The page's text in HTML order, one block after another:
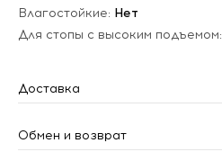
Влагостойкие: Нет
Для стопы с высоким подъемом:
Доставка
Обмен и возврат